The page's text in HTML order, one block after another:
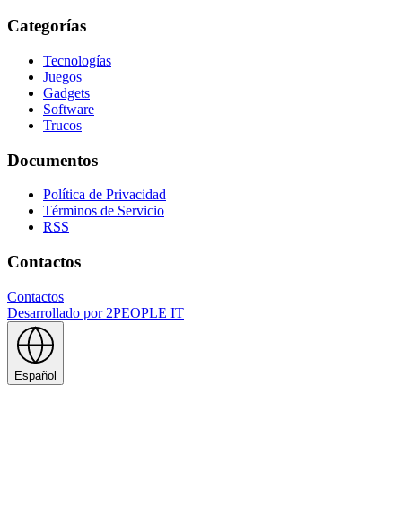
Categorías
Tecnologías
Juegos
Gadgets
Software
Trucos
Documentos
Política de Privacidad
Términos de Servicio
RSS
Contactos
Contactos
Desarrollado por2PEOPLE IT
Español